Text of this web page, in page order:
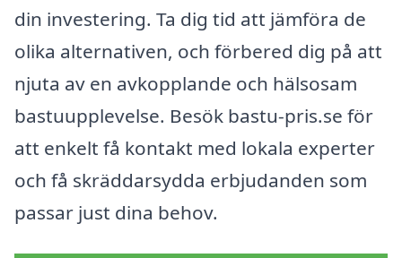
din investering. Ta dig tid att jämföra de
olika alternativen, och förbered dig på att
njuta av en avkopplande och hälsosam
bastuupplevelse. Besök bastu-pris.se för
att enkelt få kontakt med lokala experter
och få skräddarsydda erbjudanden som
passar just dina behov.